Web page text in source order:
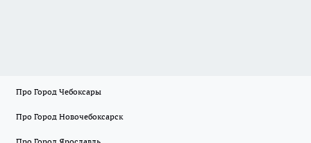
Про Город Чебоксары
Про Город Новочебоксарск